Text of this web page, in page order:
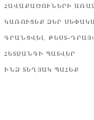
ՀԱՎԱՔԱԾՈՒՆԵՐԻ
ԿԱՌՈՒՑԵՔ ՁԵՐ
ԳՐԱՆՑՎԵԼ
ՀԵՏԶԱՆԳԻ ՊԱՏՎԵՐ
ԻՆՁ ՏԵՂՅԱԿ ՊԱՀԵՔ